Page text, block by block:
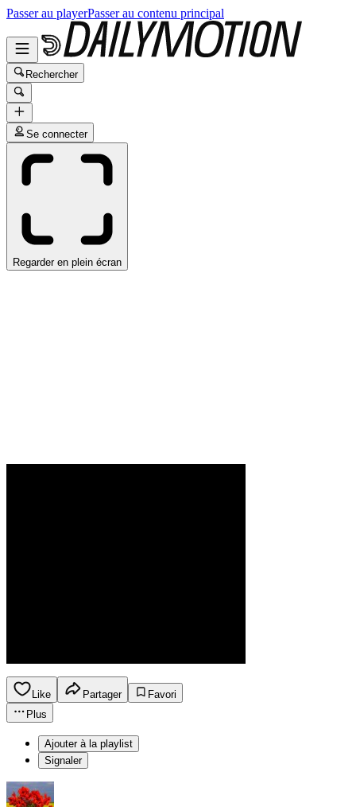
Passer au playerPasser au contenu principal
Rechercher
Se connecter
Regarder en plein écran
Like Partager
Favori
Plus
Ajouter à la playlist
Signaler